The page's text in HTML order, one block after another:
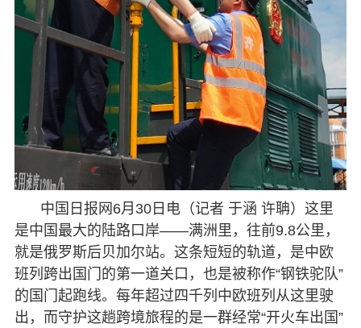
中国日报网6月30日电（记者 于涵 许聃）这里
是中国最大的陆路口岸——满洲里，往前9.8公里，
就是俄罗斯后贝加尔站。这条短短的轨道，是中欧
班列跨出国门的第一道关口，也是被称作“钢铁驼队”
的国门起跑线。每年超过四千列中欧班列从这里驶
出，而守护这趟跨境旅程的是一群经常“开火车出国”